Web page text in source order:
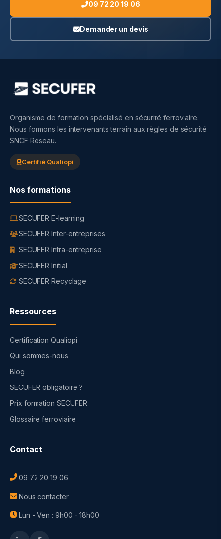
09 72 20 19 06
Demander un devis
Organisme de formation spécialisé en sécurité ferroviaire.
Nous formons les intervenants terrain aux règles de sécurité
SNCF Réseau.
Certifié Qualiopi
Nos formations
SECUFER E-learning
SECUFER Inter-entreprises
SECUFER Intra-entreprise
SECUFER Initial
SECUFER Recyclage
Ressources
Certification Qualiopi
Qui sommes-nous
Blog
SECUFER obligatoire ?
Prix formation SECUFER
Glossaire ferroviaire
Contact
09 72 20 19 06
Nous contacter
Lun - Ven : 9h00 - 18h00